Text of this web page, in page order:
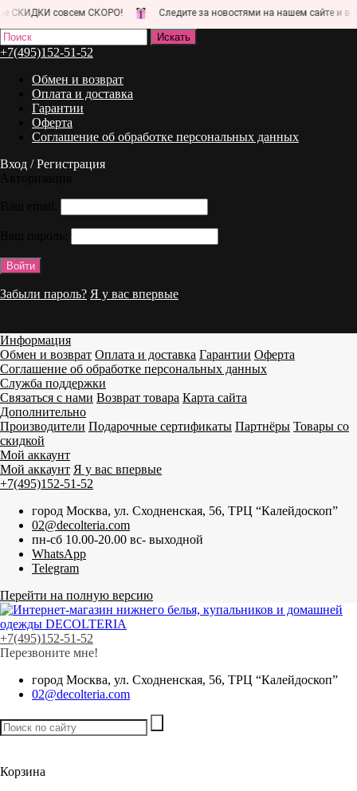
совсем СКОРО! Следите за новостями на нашем сайте и в Телеграм
+7(495)152-51-52
Обмен и возврат
Оплата и доставка
Гарантии
Оферта
Соглашение об обработке персональных данных
Вход / Регистрация
Забыли пароль? Я у вас впервые
Информация
Обмен и возврат Оплата и доставка Гарантии Оферта
Соглашение об обработке персональных данных
Служба поддержки
Связаться с нами Возврат товара Карта сайта
Дополнительно
Производители Подарочные сертификаты Партнёры Товары со
скидкой
Мой аккаунт
Мой аккаунт Я у вас впервые
+7(495)152-51-52
город Москва, ул. Сходненская, 56, ТРЦ “Калейдоскоп”
02@decolteria.com
пн-сб 10.00-20.00 вс- выходной
WhatsApp
Telegram
Перейти на полную версию
+7(495)152-51-52
Перезвоните мне!
город Москва, ул. Сходненская, 56, ТРЦ “Калейдоскоп”
02@decolteria.com
Корзина